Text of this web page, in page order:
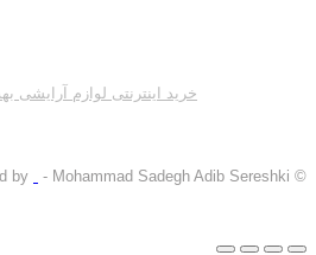
خرید اینترنتی لوازم آرایشی
© Created by
- Mohammad Sadegh Adib Sereshki.